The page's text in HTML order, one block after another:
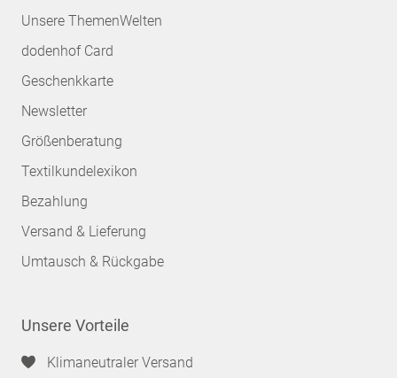
Unsere ThemenWelten
dodenhof Card
Geschenkkarte
Newsletter
Größenberatung
Textilkundelexikon
Bezahlung
Versand & Lieferung
Umtausch & Rückgabe
Unsere Vorteile
Klimaneutraler Versand